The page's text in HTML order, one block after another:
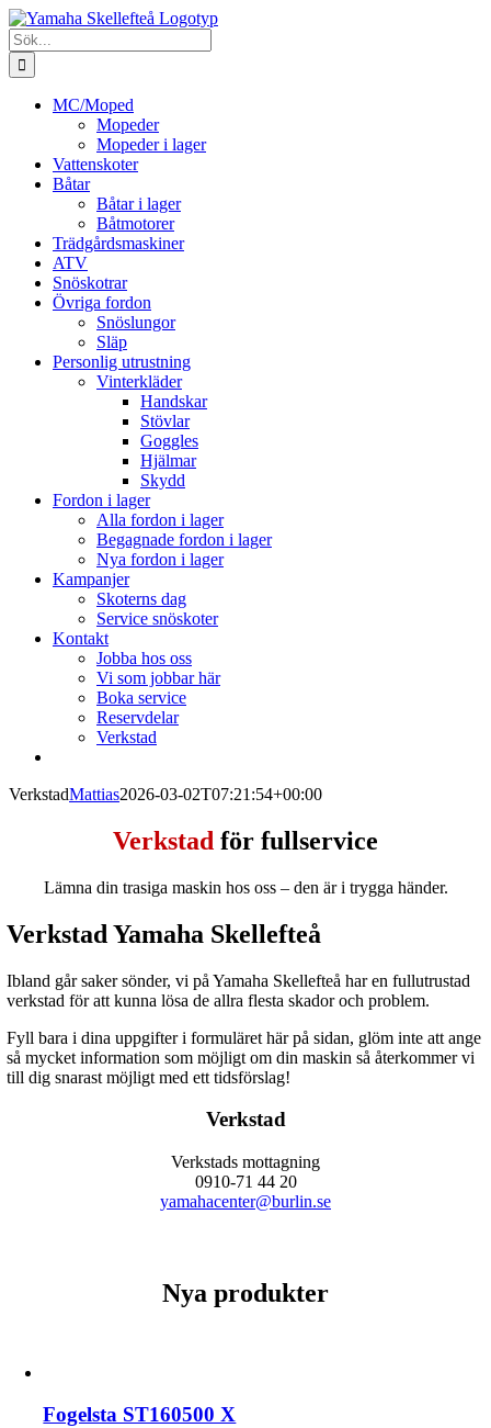
Fortsätt
till
innehållet
Sök
efter:
MC/Moped
Mopeder
Mopeder i lager
Vattenskoter
Båtar
Båtar i lager
Båtmotorer
Trädgårdsmaskiner
ATV
Snöskotrar
Övriga fordon
Snöslungor
Släp
Personlig utrustning
Vinterkläder
Handskar
Stövlar
Goggles
Hjälmar
Skydd
Fordon i lager
Alla fordon i lager
Begagnade fordon i lager
Nya fordon i lager
Kampanjer
Skoterns dag
Service snöskoter
Kontakt
Jobba hos oss
Vi som jobbar här
Boka service
Reservdelar
Verkstad
VerkstadMattias2026-03-02T07:21:54+00:00
Verkstad för fullservice
Lämna din trasiga maskin hos oss – den är i trygga händer.
Verkstad Yamaha Skellefteå
Ibland går saker sönder, vi på Yamaha Skellefteå har en fullutrustad
verkstad för att kunna lösa de allra flesta skador och problem.
Fyll bara i dina uppgifter i formuläret här på sidan, glöm inte att ange
så mycket information som möjligt om din maskin så återkommer vi
till dig snarast möjligt med ett tidsförslag!
Verkstad
Verkstads mottagning
0910-71 44 20
yamahacenter@burlin.se
Nya produkter
Fogelsta ST160500 X